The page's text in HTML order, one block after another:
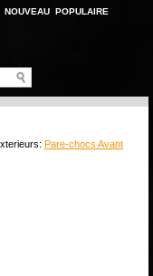
NOUVEAU POPULAIRE
Pare-chocs Avant